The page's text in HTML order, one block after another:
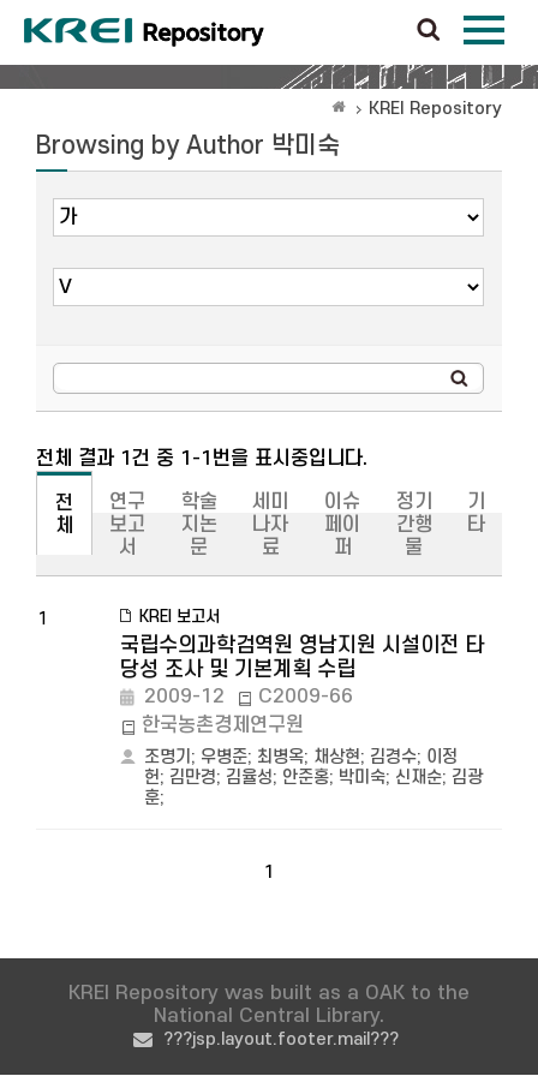
KREI Repository
Browsing by Author 박미숙
전체 결과 1건 중 1-1번을 표시중입니다.
전
체
연구
보고
서
학술
지논
문
세미
나자
료
이슈
페이
퍼
정기
간행
물
기
타
1 KREI 보고서
국립수의과학검역원 영남지원 시설이전 타
당성 조사 및 기본계획 수립
2009-12
C2009-66
한국농촌경제연구원
조명기 ; 우병준; 최병옥; 채상현; 김경수; 이정
헌; 김만경; 김율성; 안준홍; 박미숙; 신재순; 김광
훈;
1
KREI Repository was built as a OAK to the
National Central Library.
???jsp.layout.footer.mail???